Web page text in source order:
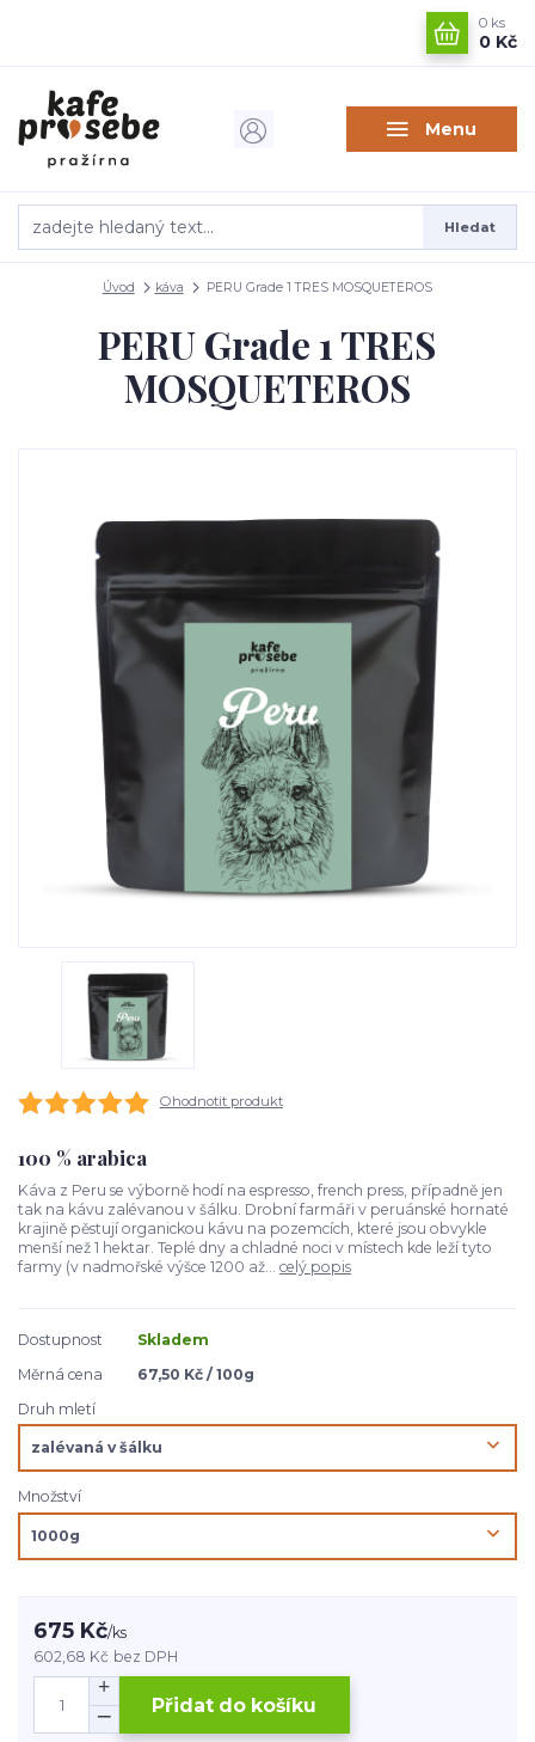
Menu
Hledat
0 ks
0 Kč
Úvod káva PERU Grade 1 TRES MOSQUETEROS
PERU Grade 1 TRES
MOSQUETEROS
Ohodnotit produkt
100 % arabica
Káva z Peru se výborně hodí na espresso, french press, případně jen
tak na kávu zalévanou v šálku. Drobní farmáři v peruánské hornaté
krajině pěstují organickou kávu na pozemcích, které jsou obvykle
menší než 1 hektar. Teplé dny a chladné noci v místech kde leží tyto
farmy (v nadmořské výšce 1200 až... celý popis
Dostupnost
Skladem
Měrná cena
67,50 Kč / 100g
Druh mletí
Množství
675 Kč/ks
602,68 Kč bez DPH
Přidat do košíku